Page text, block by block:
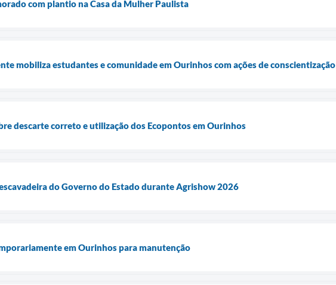
com plantio na Casa da Mulher Paulista
mobiliza estudantes e comunidade em Ourinhos com ações de conscientização
descarte correto e utilização dos Ecopontos em Ourinhos
do Governo do Estado durante Agrishow 2026
em Ourinhos para manutenção